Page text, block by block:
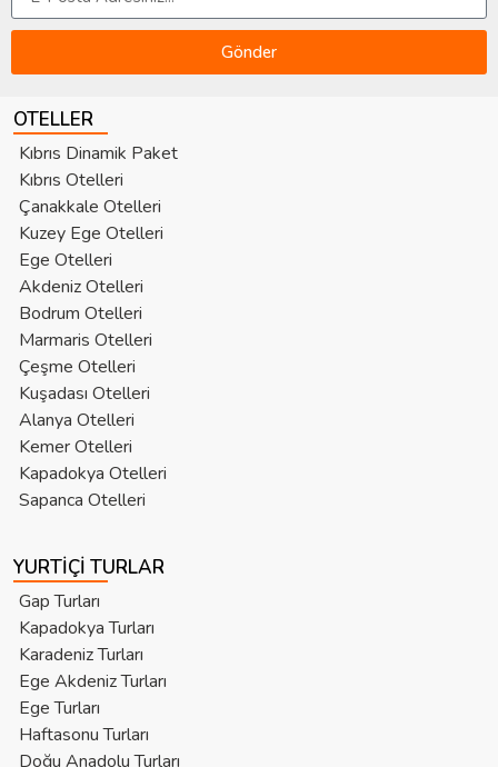
Gönder
OTELLER
Kıbrıs Dinamik Paket
Kıbrıs Otelleri
Çanakkale Otelleri
Kuzey Ege Otelleri
Ege Otelleri
Akdeniz Otelleri
Bodrum Otelleri
Marmaris Otelleri
Çeşme Otelleri
Kuşadası Otelleri
Alanya Otelleri
Kemer Otelleri
Kapadokya Otelleri
Sapanca Otelleri
YURTIÇI TURLAR
Gap Turları
Kapadokya Turları
Karadeniz Turları
Ege Akdeniz Turları
Ege Turları
Haftasonu Turları
Doğu Anadolu Turları